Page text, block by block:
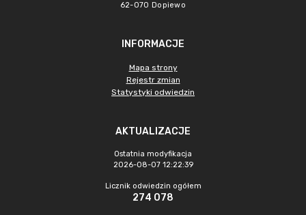
62-070 Dopiewo
INFORMACJE
Mapa strony
Rejestr zmian
Statystyki odwiedzin
AKTUALIZACJE
Ostatnia modyfikacja
2026-08-07 12:22:39
Licznik odwiedzin ogółem
274 078